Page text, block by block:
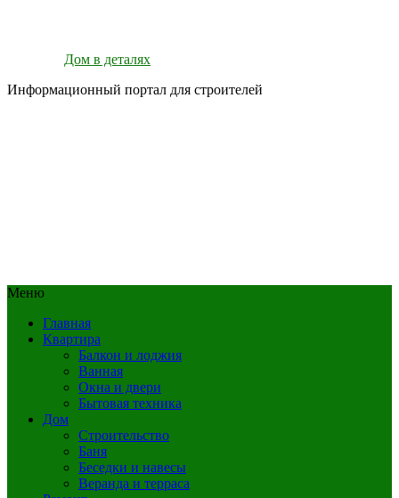
Дом в деталях
Информационный портал для строителей
Меню
Главная
Квартира
Балкон и лоджия
Ванная
Окна и двери
Бытовая техника
Дом
Строительство
Баня
Беседки и навесы
Веранда и терраса